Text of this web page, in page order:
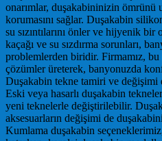
onarımlar, duşakabininizin ömrünü
korumasını sağlar. Duşakabin
su sızıntılarını önler ve hijyenik
kaçağı ve su sızdırma sorunları,
problemlerden biridir. Firmamız,
çözümler üreterek, banyonuzda
Duşakabin tekne tamiri ve değişimi
Eski veya hasarlı duşakabin
yeni teknelerle değiştirilebilir.
aksesuarların değişimi de
Kumlama duşakabin